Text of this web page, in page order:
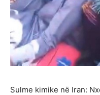
Sulme kimike në Iran: